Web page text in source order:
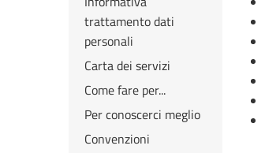
trattamento dati
personali
Carta dei servizi
Come fare per...
Per conoscerci meglio
Convenzioni